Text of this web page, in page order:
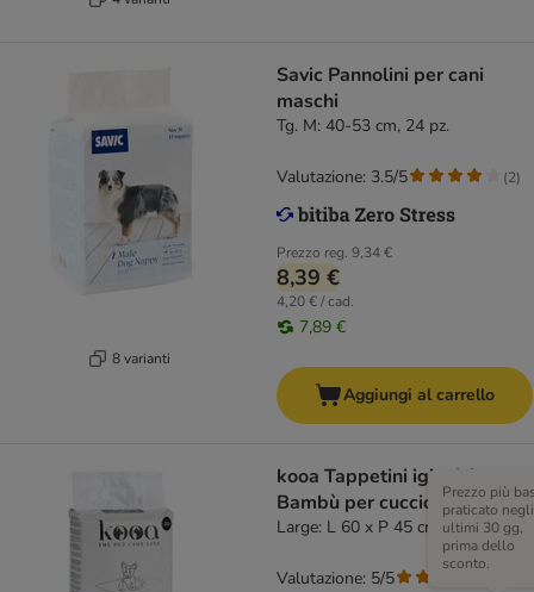
8 varianti
Savic Pannolini per cani
maschi
Tg. M: 40-53 cm, 24 pz.
Prezzo reg. 9,34 €
8,39 €
4,20 € / cad.
7,89 €
Valutazione: 3.5/5 (2)
Aggiungi al carrello
kooa Tappetini igienici con
Bambù per cuccioli
Large: L 60 x P 45 cm, 30 pz
Prezzo più
praticato negli
ultimi 30 gg,
prima dello
sconto.
Valutazione: 5/5